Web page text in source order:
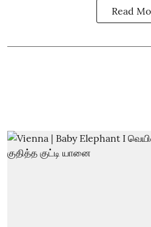
Read